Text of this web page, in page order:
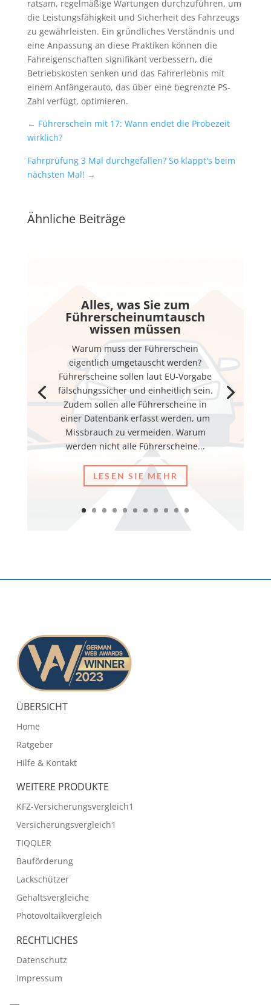
ratsam, regelmäßige Wartungen durchzuführen, um
die Leistungsfähigkeit und Sicherheit des Fahrzeugs
zu gewährleisten. Ein gründliches Verständnis und
eine Anpassung an diese Praktiken können die
Fahreigenschaften signifikant verbessern, die
Betriebskosten senken und das Fahrerlebnis mit
einem Anfängerauto, das über eine begrenzte PS-
Zahl verfügt, optimieren.
← Führerschein mit 17: Wann endet die Probezeit
wirklich?
Fahrprüfung 3 Mal durchgefallen? So klappt's beim
nächsten Mal! →
Ähnliche Beiträge
Alles, was Sie zum
Führerscheinumtausch
wissen müssen
Warum muss der Führerschein
eigentlich umgetauscht werden?
Führerscheine sollen laut EU-Vorgabe
fälschungssicher und einheitlich sein.
Zudem sollen alle Führerscheine in
einer Datenbank erfasst werden, um
Missbrauch zu vermeiden. Warum
werden nicht alle Führerscheine...
LESEN SIE MEHR
ÜBERSICHT
Home
Ratgeber
Hilfe & Kontakt
WEITERE PRODUKTE
KFZ-Versicherungsvergleich1
Versicherungsvergleich1
TIQQLER
Bauförderung
Lackschützer
Gehaltsvergleiche
Photovoltaikvergleich
RECHTLICHES
Datenschutz
Impressum